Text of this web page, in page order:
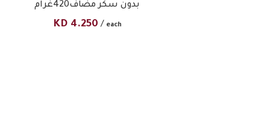
بدون سكر مضاف420غرام
KD 4.250 / each